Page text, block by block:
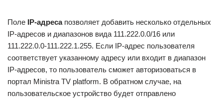
Поле IP-адресапозволяет добавить несколько отдельных
IP-адресов и диапазонов вида 111.222.0.0/16 или
111.222.0.0-111.222.1.255. Если IP-адрес пользователя
соответствует указанному адресу или входит в диапазон
IP-адресов, то пользователь сможет авторизоваться в
портал Ministra TV platform. В обратном случае, на
пользовательское устройство будет отправлено